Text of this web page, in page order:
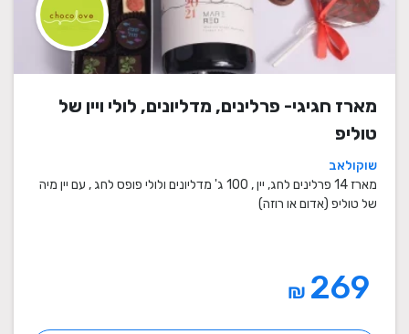
מארז חגיגי- פרלינים, מדליונים, לולי ויין של
טוליפ
שוקולאב
מארז 14 פרלינים לחג, יין , 100 ג' מדליונים ולולי פופס לחג , עם יין מיה
של טוליפ (אדום או רוזה)
₪